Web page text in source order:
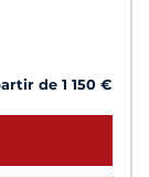
de 1 150 €